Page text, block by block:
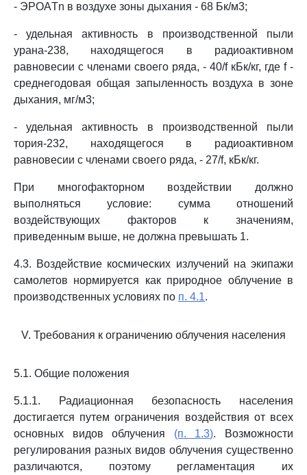
- ЭРОАTn в воздухе зоны дыхания - 68 Бк/м3;
- удельная активность в производственной пыли
урана-238, находящегося в радиоактивном
равновесии с членами своего ряда, - 40/f кБк/кг, где f -
среднегодовая общая запыленность воздуха в зоне
дыхания, мг/м3;
- удельная активность в производственной пыли
тория-232, находящегося в радиоактивном
равновесии с членами своего ряда, - 27/f, кБк/кг.
При многофакторном воздействии должно
выполняться условие: сумма отношений
воздействующих факторов к значениям,
приведенным выше, не должна превышать 1.
4.3. Воздействие космических излучений на экипажи
самолетов нормируется как природное облучение в
производственных условиях по п. 4.1.
V. Требования к ограничению облучения населения
5.1. Общие положения
5.1.1. Радиационная безопасность населения
достигается путем ограничения воздействия от всех
основных видов облучения (п. 1.3). Возможности
регулирования разных видов облучения существенно
различаются, поэтому регламентация их